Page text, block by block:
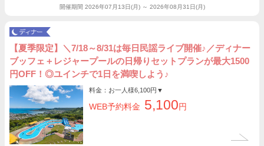
開催期間 2026年07月13日(月) ～ 2026年08月31日(月)
【夏季限定】＼7/18～8/31は毎日民謡ライブ開催♪／ディナー
ブッフェ＋レジャープールの日帰りセットプランが最大1500
円OFF！◎ユインチで1日を満喫しよう♪
料金：お一人様6,100円 ▼
WEB予約料金 5,100円